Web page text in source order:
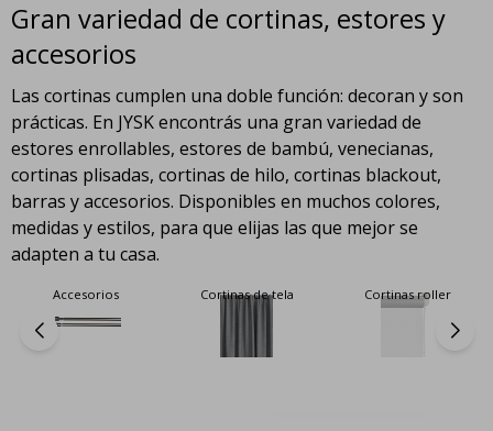
Gran variedad de cortinas, estores y
accesorios
Las cortinas cumplen una doble función: decoran y son
prácticas. En JYSK encontrás una gran variedad de
estores enrollables, estores de bambú, venecianas,
cortinas plisadas, cortinas de hilo, cortinas blackout,
barras y accesorios. Disponibles en muchos colores,
medidas y estilos, para que elijas las que mejor se
adapten a tu casa.
Accesorios Cortinas de tela Cortinas roller